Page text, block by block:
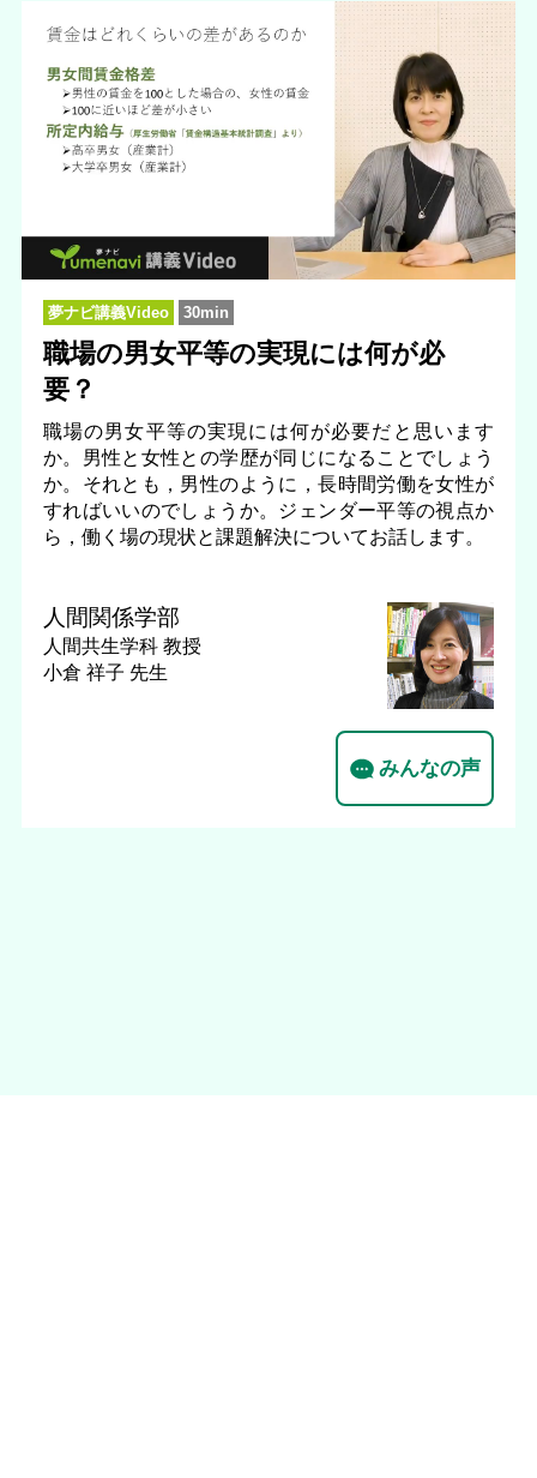
夢ナビ講義Video 30min
職場の男女平等の実現には何が必
要？
職場の男女平等の実現には何が必要だと思います
か。男性と女性との学歴が同じになることでしょう
か。それとも，男性のように，長時間労働を女性が
すればいいのでしょうか。ジェンダー平等の視点か
ら，働く場の現状と課題解決についてお話します。
人間関係学部
人間共生学科 教授
小倉 祥子 先生
みんなの声